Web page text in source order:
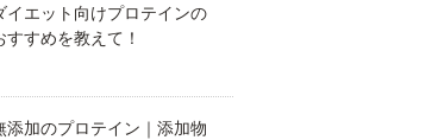
イエット向けプロテインの
すすめを教えて！
添加のプロテイン｜添加物